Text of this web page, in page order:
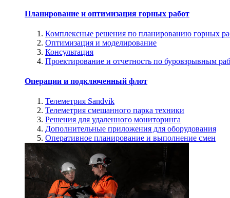
Планирование и оптимизация горных работ
Комплексные решения по планированию горных
Оптимизация и моделирование
Консультация
Проектирование и отчетность по буровзрывным
Операции и подключенный флот
Телеметрия Sandvik
Телеметрия смешанного парка техники
Решения для удаленного мониторинга
Дополнительные приложения для оборудования
Оперативное планирование и выполнение смен